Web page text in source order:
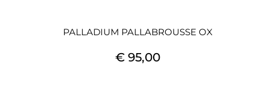
PALLADIUM PALLABROUSSE OX
€ 95,00